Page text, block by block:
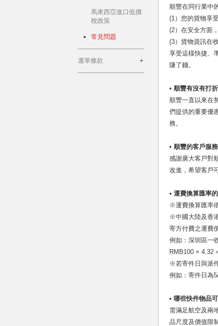
馬來西亞進口低價
稅政策
常見問題
運單條款
順豐在同行業中
(1）您的貨物享
(2）在安全方面
(3）貨物資訊在
享受這樣快捷、
賺了錢。
• 順豐有沒有打
順豐一直以來在
們提供的重要優
務。
• 順豐的客戶服
感謝廣大客戶對
改進，希望客戶
• 運費換算匯率
※運費換算匯率
※中國大陸及香
寄方付費之運費
例如：深圳區一
RMB100 × 4.32
※若寄件日與派
例如：寄件日為
• 哪些快件物品
需滿足航空及兩
品尺度及價值限